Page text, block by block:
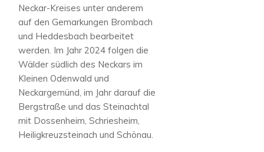
Neckar-Kreises unter anderem
auf den Gemarkungen Brombach
und Heddesbach bearbeitet
werden. Im Jahr 2024 folgen die
Wälder südlich des Neckars im
Kleinen Odenwald und
Neckargemünd, im Jahr darauf die
Bergstraße und das Steinachtal
mit Dossenheim, Schriesheim,
Heiligkreuzsteinach und Schönau.